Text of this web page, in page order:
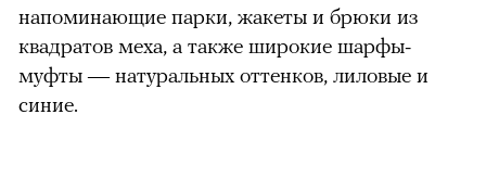
напоминающие парки, жакеты и брюки из
квадратов меха, а также широкие шарфы-
муфты — натуральных оттенков, лиловые и
синие.